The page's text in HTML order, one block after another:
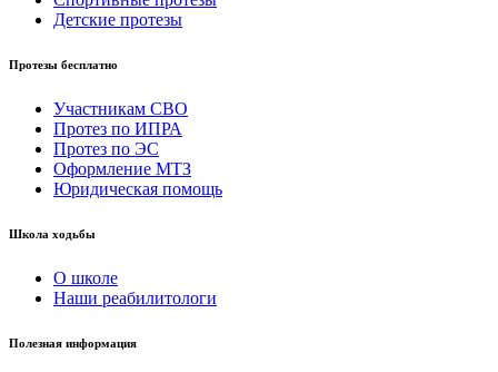
Детские протезы
Протезы бесплатно
Участникам СВО
Протез по ИПРА
Протез по ЭС
Оформление МТЗ
Юридическая помощь
Школа ходьбы
О школе
Наши реабилитологи
Полезная информация